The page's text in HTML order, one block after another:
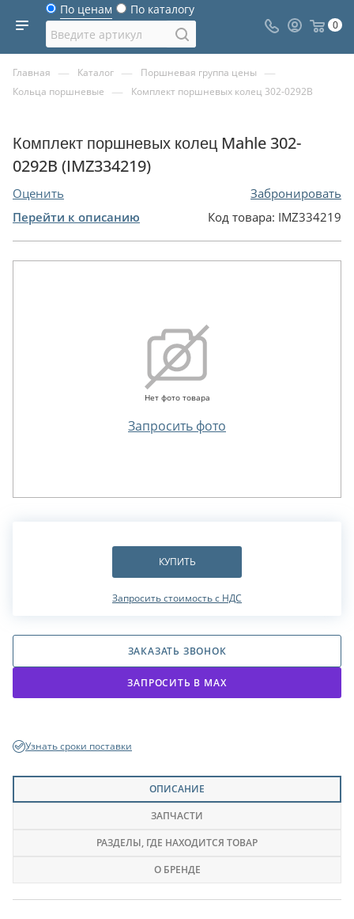
По ценам По каталогу
0
Главная — Каталог — Поршневая группа цены —
Кольца поршневые — Комплект поршневых колец 302-0292B
Комплект поршневых колец Mahle 302-
0292B (IMZ334219)
Оценить
Забронировать
Перейти к описанию
Код товара: IMZ334219
Нет фото товара
Запросить фото
КУПИТЬ
Запросить стоимость с НДС
ЗАКАЗАТЬ ЗВОНОК
ЗАПРОСИТЬ В МАХ
Узнать сроки поставки
ОПИСАНИЕ
ЗАПЧАСТИ
РАЗДЕЛЫ, ГДЕ НАХОДИТСЯ ТОВАР
О БРЕНДЕ